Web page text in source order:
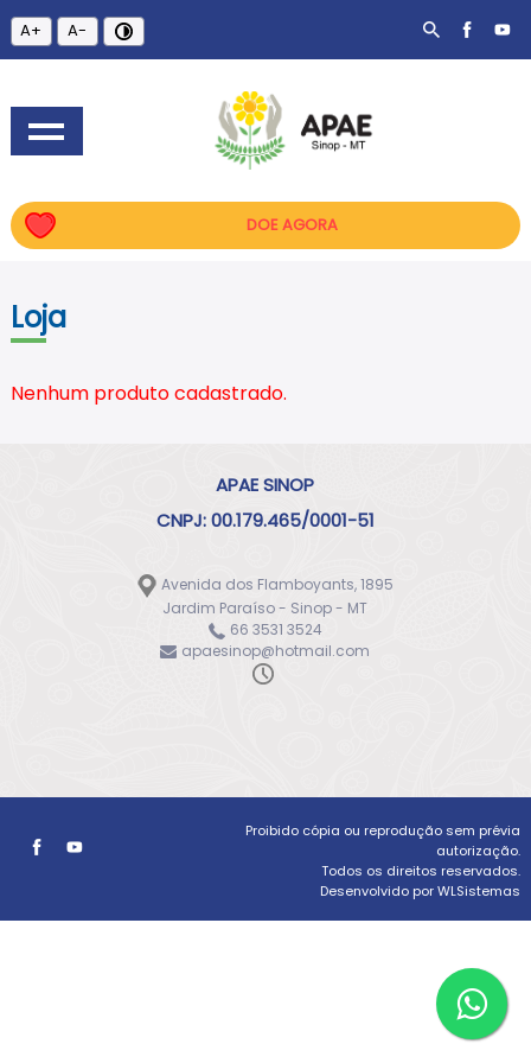
A+ A-
DOE AGORA
Loja
Nenhum produto cadastrado.
APAE SINOP
CNPJ: 00.179.465/0001-51
Avenida dos Flamboyants, 1895
Jardim Paraíso - Sinop - MT
66 3531 3524
apaesinop@hotmail.com
Proibido cópia ou reprodução sem prévia
autorização.
Todos os direitos reservados.
Desenvolvido por WLSistemas